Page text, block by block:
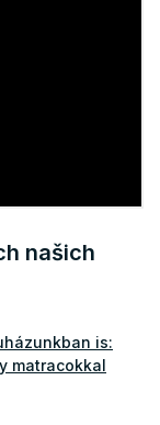
našich
is:
matracokkal